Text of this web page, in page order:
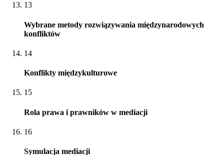
13
Wybrane metody rozwiązywania międzynarodowych
konfliktów
14
Konflikty międzykulturowe
15
Rola prawa i prawników w mediacji
16
Symulacja mediacji